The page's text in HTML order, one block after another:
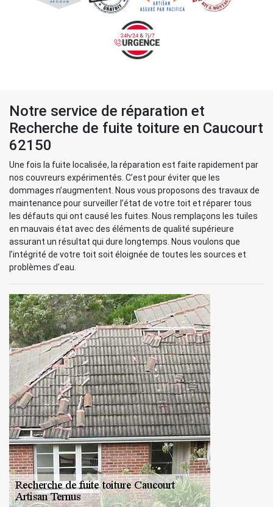
Notre service de réparation et
Recherche de fuite toiture en Caucourt
62150
Une fois la fuite localisée, la réparation est faite rapidement par
nos couvreurs expérimentés. C’est pour éviter que les
dommages n’augmentent. Nous vous proposons des travaux de
maintenance pour surveiller l’état de votre toit et réparer tous
les défauts qui ont causé les fuites. Nous remplaçons les tuiles
en mauvais état avec des éléments de qualité supérieure
assurant un résultat qui dure longtemps. Nous voulons que
l’intégrité de votre toit soit éloignée de toutes les sources et
problèmes d’eau.